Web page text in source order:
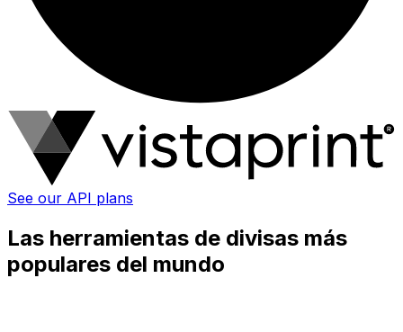
See our API plans
Las herramientas de divisas más
populares del mundo